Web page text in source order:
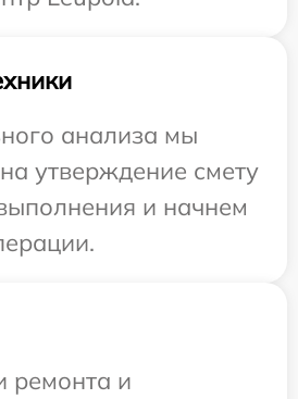
анализа мы
утверждение смету
и начнем
ремонта и